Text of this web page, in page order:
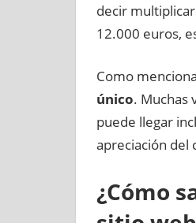
decir
12.000 euros,
Como
único. Muchas
puede llegar
apreciación del
¿Cómo